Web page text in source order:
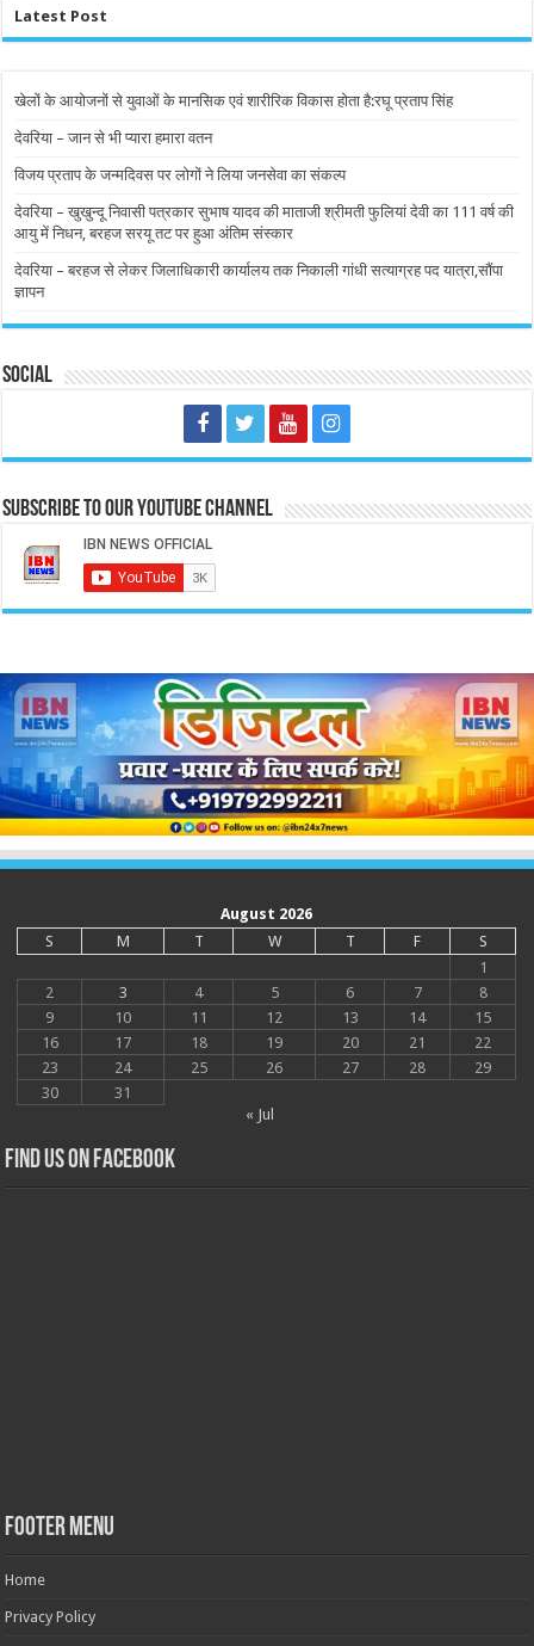
Latest Post
खेलों के आयोजनों से युवाओं के मानसिक एवं शारीरिक विकास होता है:रघू प्रताप सिंह
देवरिया – जान से भी प्यारा हमारा वतन
विजय प्रताप के जन्मदिवस पर लोगों ने लिया जनसेवा का संकल्प
देवरिया – खुखुन्दू निवासी पत्रकार सुभाष यादव की माताजी श्रीमती फुलियां देवी का 111 वर्ष की
आयु में निधन, बरहज सरयू तट पर हुआ अंतिम संस्कार
देवरिया – बरहज से लेकर जिलाधिकारी कार्यालय तक निकाली गांधी सत्याग्रह पद यात्रा,सौंपा
ज्ञापन
Social
Subscribe to our Youtube Channel
August 2026
S
M T W T F
S
1
2
3 4 5 6 7
8
9
10 11 12 13 14
15
16
17 18 19 20 21
22
23
24 25 26 27 28
29
30
31
« Jul
Find us on Facebook
Footer Menu
Home
Privacy Policy